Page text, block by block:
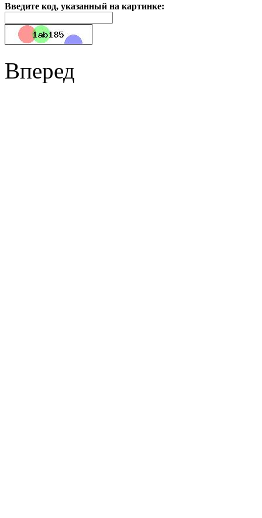
Введите код, указанный на картинке:
Вперед